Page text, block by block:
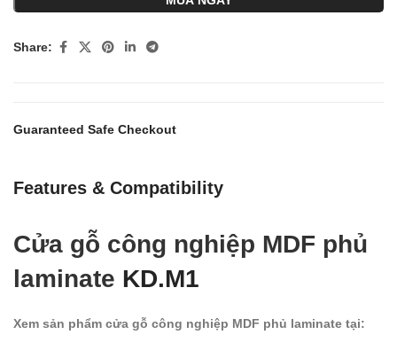
Share:
Guaranteed Safe Checkout
Features & Compatibility
Cửa gỗ công nghiệp MDF phủ
laminate KD.M1
Xem sản phẩm cửa gỗ công nghiệp MDF phủ laminate tại: